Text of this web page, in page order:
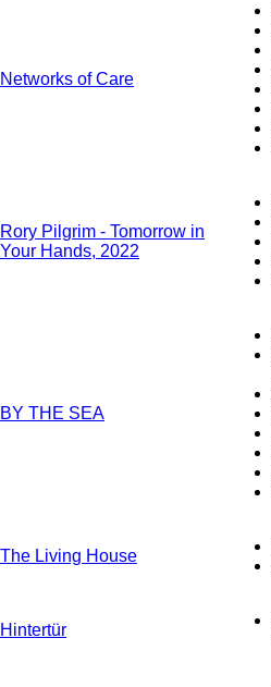
Networks of Care
Rory Pilgrim - Tomorrow in
Your Hands, 2022
BY THE SEA
The Living House
Hintertür